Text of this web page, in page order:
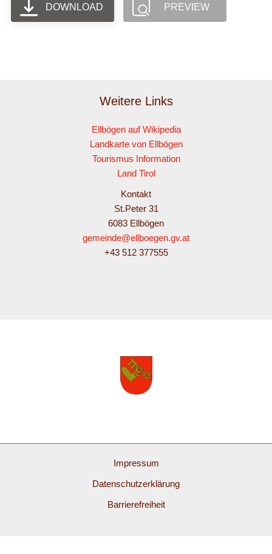
DOWNLOAD PREVIEW
Weitere Links
Ellbögen auf Wikipedia
Landkarte von Ellbögen
Tourismus Information
Land Tirol
Kontakt
St.Peter 31
6083 Ellbögen
gemeinde@ellboegen.gv.at
+43 512 377555
Impressum
Datenschutzerklärung
Barrierefreiheit